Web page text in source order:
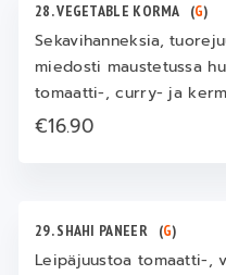
28. VEGETABLE KORMA (G)
Sekavihanneksia,
miedosti maustetussa
tomaatti-, curry- ja
€16.90
29. SHAHI PANEER (G)
Leipäjuustoa tomaatti-,